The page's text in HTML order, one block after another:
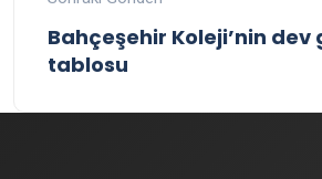
Bahçeşehir Koleji’nin dev
tablosu